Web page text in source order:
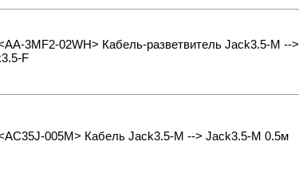
3MF2-02WH> Кабель-разветвитель Jack3.5-M -->
F
005M> Кабель Jack3.5-M --> Jack3.5-M 0.5м